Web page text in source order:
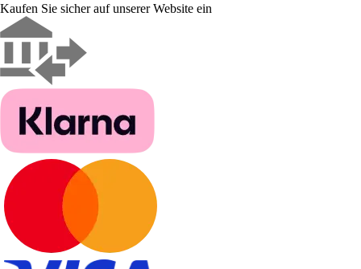
Kaufen Sie sicher auf unserer Website ein